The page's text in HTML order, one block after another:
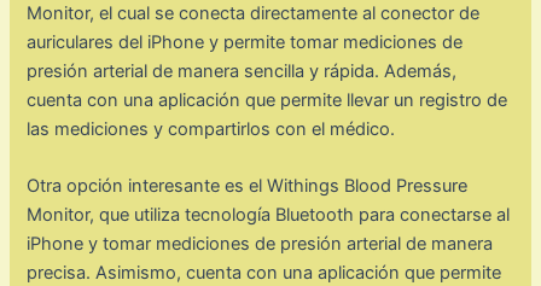
Monitor, el cual se conecta directamente al conector de
auriculares del iPhone y permite tomar mediciones de
presión arterial de manera sencilla y rápida. Además,
cuenta con una aplicación que permite llevar un registro de
las mediciones y compartirlos con el médico.
Otra opción interesante es el Withings Blood Pressure
Monitor, que utiliza tecnología Bluetooth para conectarse al
iPhone y tomar mediciones de presión arterial de manera
precisa. Asimismo, cuenta con una aplicación que permite